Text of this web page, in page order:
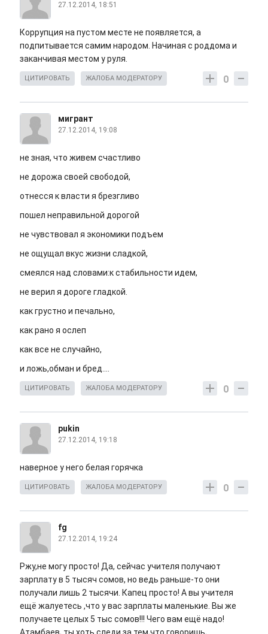
27.12.2014, 18:51
Коррупция на пустом месте не появляется, а
подпитывается самим народом. Начиная с роддома и
заканчивая местом у руля.
0
ЦИТИРОВАТЬ ЖАЛОБА МОДЕРАТОРУ
мигрант
27.12.2014, 19:08
не зная, что живем счастливо
не дорожа своей свободой,
отнесся к власти я брезгливо
пошел неправильной дорогой
не чувствовал я экономики подъем
не ощущал вкус жизни сладкой,
смеялся над словами:к стабильности идем,
не верил я дороге гладкой.
как грустно и печально,
как рано я ослеп
как все не случайно,
и ложь,обман и бред....
0
ЦИТИРОВАТЬ ЖАЛОБА МОДЕРАТОРУ
pukin
27.12.2014, 19:18
наверное у него белая горячка
0
ЦИТИРОВАТЬ ЖАЛОБА МОДЕРАТОРУ
fg
27.12.2014, 19:24
Ржу,не могу просто! Да, сейчас учителя получают
зарплату в 5 тысяч сомов, но ведь раньше-то они
получали лишь 2 тысячи. Капец просто! А вы учителя
ещё жалуетесь ,что у вас зарплаты маленькие. Вы же
получаете целых 5 тыс сомов!!! Чего вам ещё надо!